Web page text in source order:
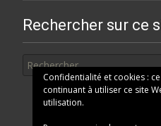
Rechercher sur ce
Confidentialité et cookies :
continuant à utiliser ce site
utilisation.